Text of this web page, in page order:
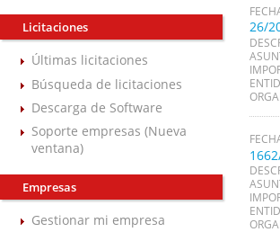
Licitaciones
Últimas licitaciones
Búsqueda de licitaciones
Descarga de Software
Soporte empresas (Nueva
ventana)
Empresas
Gestionar mi empresa
26/